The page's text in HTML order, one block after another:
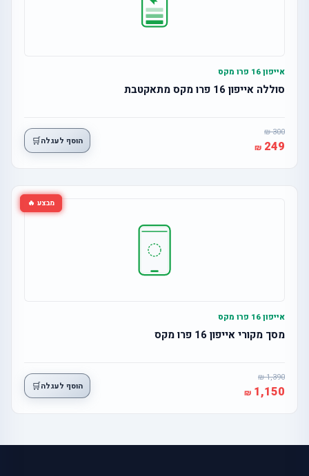
אייפון 16 פרו מקס
סוללה אייפון 16 פרו מקס מתאקטבת
300
249 הוסף לעגלה🛒
מבצע 🔥
אייפון 16 פרו מקס
מסך מקורי אייפון 16 פרו מקס
1,390
1,150 הוסף לעגלה🛒